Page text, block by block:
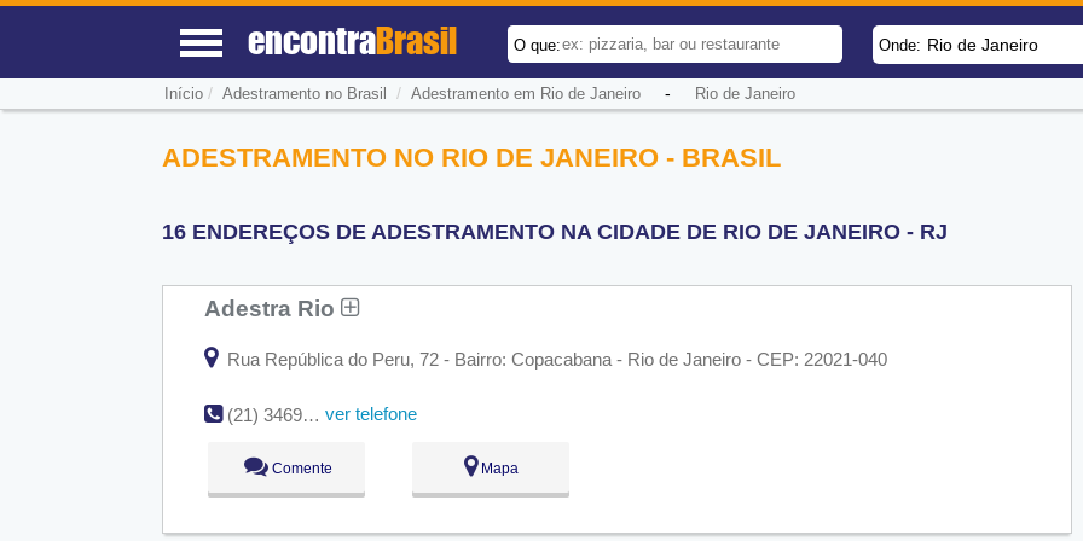
encontraBrasil O que: Onde: Rio de Janeiro
Início/ Adestramento no Brasil / Adestramento em Rio de Janeiro- Rio de Janeiro
ADESTRAMENTO NO RIO DE JANEIRO - BRASIL
16 ENDEREÇOS DE ADESTRAMENTO NA CIDADE DE RIO DE JANEIRO - RJ
Adestra Rio
Rua República do Peru, 72 - Bairro: Copacabana - Rio de Janeiro - CEP: 22021-040
(21) 3469-2238 ver telefone
Comente Mapa